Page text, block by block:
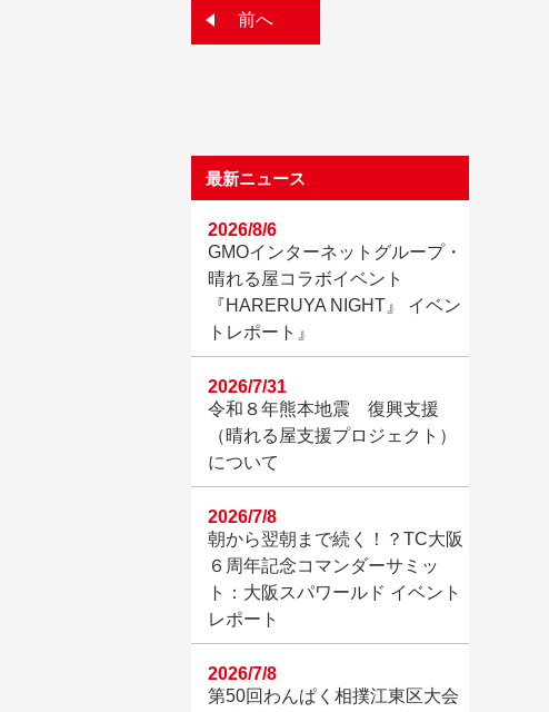
前へ
最新ニュース
GMOインターネットグループ・
晴れる屋コラボイベント
『HARERUYA NIGHT』 イベン
トレポート』
2026/8/6
令和８年熊本地震 復興支援
（晴れる屋支援プロジェクト）
について
2026/7/31
朝から翌朝まで続く！？TC大阪
６周年記念コマンダーサミッ
ト：大阪スパワールド イベント
レポート
2026/7/8
第50回わんぱく相撲江東区大会
2026/7/8